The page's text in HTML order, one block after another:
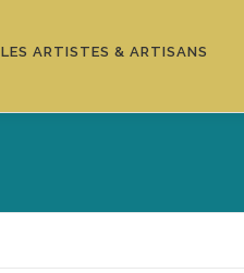
LES ARTISTES & ARTISANS